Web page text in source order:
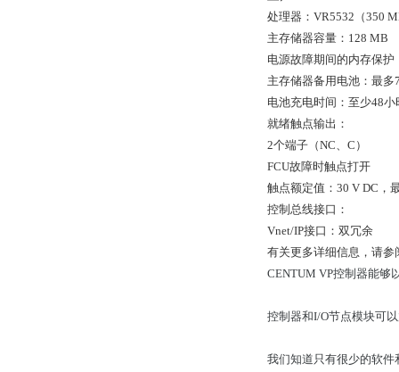
处理器：VR5532（350
主存储器容量：128 MB
电源故障期间的内存保护
主存储器备用电池：最多
电池充电时间：至少48小
就绪触点输出：
2个端子（NC、C）
FCU故障时触点打开
触点额定值：30 V DC，
控制总线接口：
Vnet/IP接口：双冗余
有关更多详细信息，请参
CENTUM VP控制器能够
控制器和I/O节点模块可
我们知道只有很少的软件